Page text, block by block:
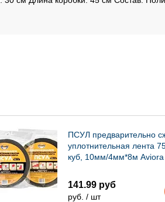
ПСУЛ предварительно
уплотнительная лента
куб, 10мм/4мм*8м Aviora
141.99 руб
руб. / шт